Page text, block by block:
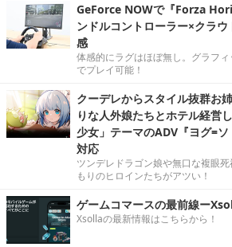
GeForce NOWで『Forza
ンドルコントローラー×クラ
感
体感的にラグはほぼ無し。グラフ
でプレイ可能！
クーデレからスタイル抜群お
りな人外娘たちとホテル経営
少女」テーマのADV『ヨグ=
対応
ツンデレドラゴン娘や無口な複眼
もりのヒロインたちがアツい！
ゲームコマースの最前線ー
Xsollaの最新情報はこちらから！